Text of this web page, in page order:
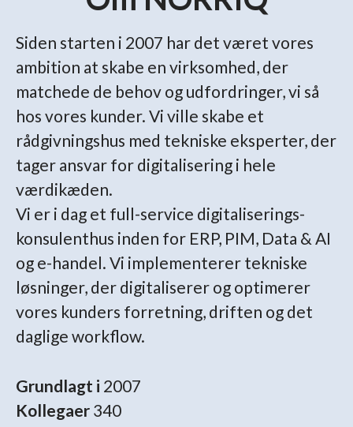
Siden starten i 2007 har det været vores
ambition at skabe en virksomhed, der
matchede de behov og udfordringer, vi så
hos vores kunder. Vi ville skabe et
rådgivningshus med tekniske eksperter, der
tager ansvar for digitalisering i hele
værdikæden.
Vi er i dag et full-service digitaliserings-
konsulenthus inden for ERP, PIM, Data & AI
og e-handel. Vi implementerer tekniske
løsninger, der digitaliserer og optimerer
vores kunders forretning, driften og det
daglige workflow.
Grundlagt i 2007
Kollegaer 340